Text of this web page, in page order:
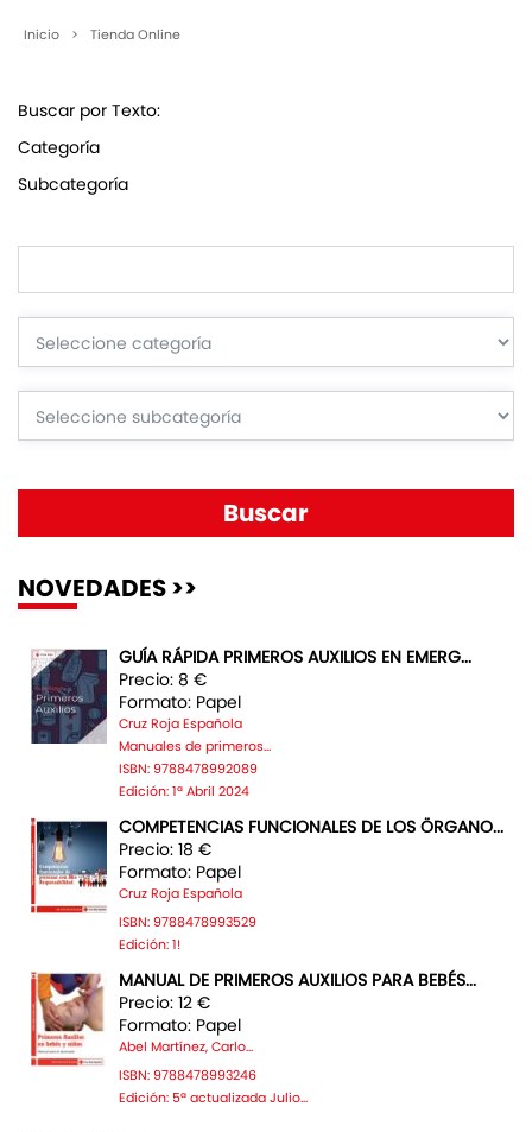
Inicio > Tienda Online
Buscar por Texto:
Categoría
Subcategoría
NOVEDADES >>
GUÍA RÁPIDA PRIMEROS AUXILIOS EN EMERG...
Precio: 8 €
Formato: Papel
Cruz Roja Española
Manuales de primeros...
ISBN: 9788478992089
Edición: 1ª Abril 2024
COMPETENCIAS FUNCIONALES DE LOS ÖRGANO...
Precio: 18 €
Formato: Papel
Cruz Roja Española
ISBN: 9788478993529
Edición: 1!
MANUAL DE PRIMEROS AUXILIOS PARA BEBÉS...
Precio: 12 €
Formato: Papel
Abel Martínez, Carlo...
ISBN: 9788478993246
Edición: 5ª actualizada Julio...